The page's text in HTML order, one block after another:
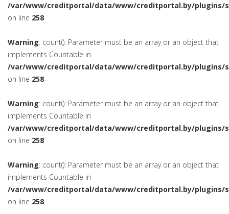
/var/www/creditportal/data/www/creditportal.by/plugins/
on line 258
Warning: count(): Parameter must be an array or an object that
implements Countable in
/var/www/creditportal/data/www/creditportal.by/plugins/
on line 258
Warning: count(): Parameter must be an array or an object that
implements Countable in
/var/www/creditportal/data/www/creditportal.by/plugins/
on line 258
Warning: count(): Parameter must be an array or an object that
implements Countable in
/var/www/creditportal/data/www/creditportal.by/plugins/
on line 258